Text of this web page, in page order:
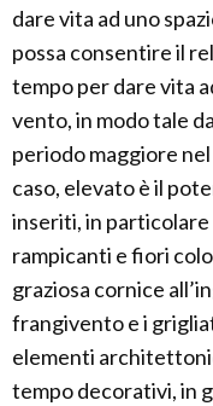
dare vita ad uno
possa consentire il
tempo per dare vita
vento, in modo tale
periodo maggiore
caso, elevato è il
inseriti, in particolare
rampicanti e fiori
graziosa cornice
frangivento e i
elementi
tempo decorativi, in